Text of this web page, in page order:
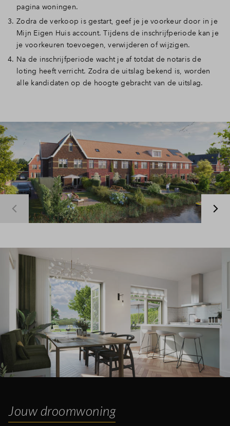
pagina woningen.
Zodra de verkoop is gestart, geef je je voorkeur door in je
Mijn Eigen Huis account. Tijdens de inschrijfperiode kan je
je voorkeuren toevoegen, verwijderen of wijzigen.
Na de inschrijfperiode wacht je af totdat de notaris de
loting heeft verricht. Zodra de uitslag bekend is, worden
alle kandidaten op de hoogte gebracht van de uitslag.
Jouw droomwoning